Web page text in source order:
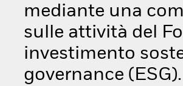
mediante una
sulle attività del
investimento
governance